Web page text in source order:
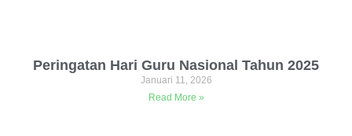
Peringatan Hari Guru Nasional Tahun 2025
Januari 11, 2026
Read More »